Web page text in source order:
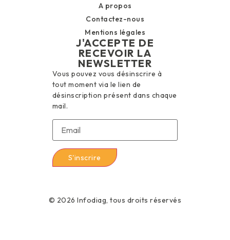
A propos
Contactez-nous
Mentions légales
J'ACCEPTE DE
RECEVOIR LA
NEWSLETTER
Vous pouvez vous désinscrire à
tout moment via le lien de
désinscription présent dans chaque
mail.
© 2026 Infodiag, tous droits réservés